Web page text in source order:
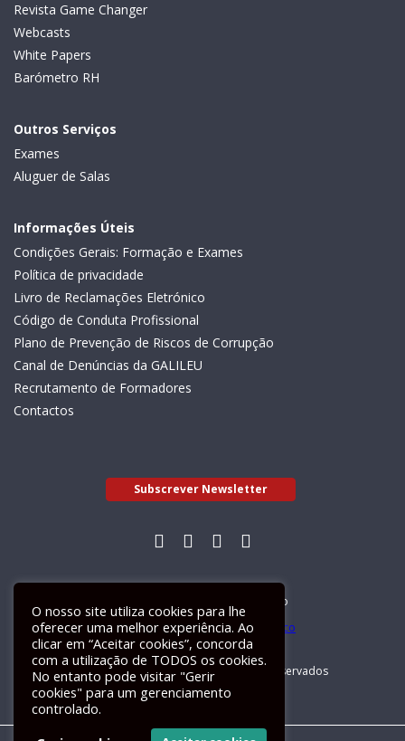
Revista Game Changer
Webcasts
White Papers
Barómetro RH
Outros Serviços
Exames
Aluguer de Salas
Informações Úteis
Condições Gerais: Formação e Exames
Política de privacidade
Livro de Reclamações Eletrónico
Código de Conduta Profissional
Plano de Prevenção de Riscos de Corrupção
Canal de Denúncias da GALILEU
Recrutamento de Formadores
Contactos
Subscrever Newsletter
Livro de Reclamações Electrónico
GALILEU 2026 © Todos os direitos reservados
O nosso site utiliza cookies para lhe
oferecer uma melhor experiência. Ao
clicar em “Aceitar cookies”, concorda
com a utilização de TODOS os cookies.
No entanto pode visitar "Gerir
cookies" para um gerenciamento
controlado.